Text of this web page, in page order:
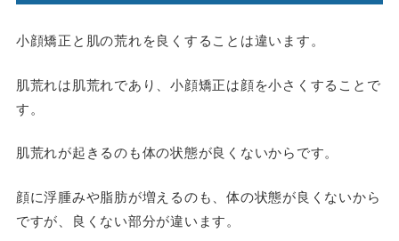
小顔矯正と肌の荒れを良くすることは違います。
肌荒れは肌荒れであり、小顔矯正は顔を小さくすることで
す。
肌荒れが起きるのも体の状態が良くないからです。
顔に浮腫みや脂肪が増えるのも、体の状態が良くないから
ですが、良くない部分が違います。